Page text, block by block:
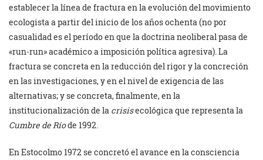
establecer la línea de fractura en la evolución del movimiento
ecologista a partir del inicio de los años ochenta (no por
casualidad es el período en que la doctrina neoliberal pasa de
«run-run» académico a imposición política agresiva). La
fractura se concreta en la reducción del rigor y la concreción
en las investigaciones, y en el nivel de exigencia de las
alternativas; y se concreta, finalmente, en la
institucionalización de la crisisecológica que representa la
Cumbre de Ríode 1992.
En Estocolmo 1972 se concretó el avance en la consciencia